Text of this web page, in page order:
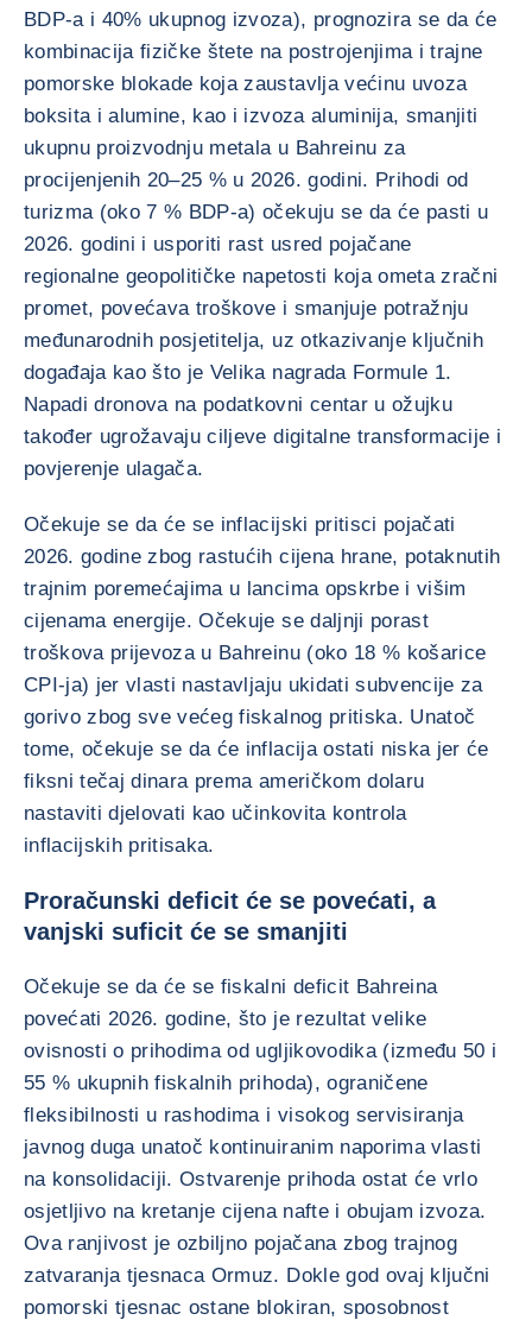
BDP-a i 40% ukupnog izvoza), prognozira se da će
kombinacija fizičke štete na postrojenjima i trajne
pomorske blokade koja zaustavlja većinu uvoza
boksita i alumine, kao i izvoza aluminija, smanjiti
ukupnu proizvodnju metala u Bahreinu za
procijenjenih 20–25 % u 2026. godini. Prihodi od
turizma (oko 7 % BDP-a) očekuju se da će pasti u
2026. godini i usporiti rast usred pojačane
regionalne geopolitičke napetosti koja ometa zračni
promet, povećava troškove i smanjuje potražnju
međunarodnih posjetitelja, uz otkazivanje ključnih
događaja kao što je Velika nagrada Formule 1.
Napadi dronova na podatkovni centar u ožujku
također ugrožavaju ciljeve digitalne transformacije i
povjerenje ulagača.
Očekuje se da će se inflacijski pritisci pojačati
2026. godine zbog rastućih cijena hrane, potaknutih
trajnim poremećajima u lancima opskrbe i višim
cijenama energije. Očekuje se daljnji porast
troškova prijevoza u Bahreinu (oko 18 % košarice
CPI-ja) jer vlasti nastavljaju ukidati subvencije za
gorivo zbog sve većeg fiskalnog pritiska. Unatoč
tome, očekuje se da će inflacija ostati niska jer će
fiksni tečaj dinara prema američkom dolaru
nastaviti djelovati kao učinkovita kontrola
inflacijskih pritisaka.
Proračunski deficit će se povećati, a
vanjski suficit će se smanjiti
Očekuje se da će se fiskalni deficit Bahreina
povećati 2026. godine, što je rezultat velike
ovisnosti o prihodima od ugljikovodika (između 50 i
55 % ukupnih fiskalnih prihoda), ograničene
fleksibilnosti u rashodima i visokog servisiranja
javnog duga unatoč kontinuiranim naporima vlasti
na konsolidaciji. Ostvarenje prihoda ostat će vrlo
osjetljivo na kretanje cijena nafte i obujam izvoza.
Ova ranjivost je ozbiljno pojačana zbog trajnog
zatvaranja tjesnaca Ormuz. Dokle god ovaj ključni
pomorski tjesnac ostane blokiran, sposobnost